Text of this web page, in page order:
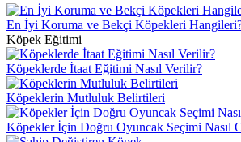
En İyi Koruma ve Bekçi Köpekleri
Köpek Eğitimi
Köpeklerde İtaat Eğitimi Nasıl Verilir?
Köpeklerin Mutluluk Belirtileri
Köpekler İçin Doğru Oyuncak Seçimi Nasıl